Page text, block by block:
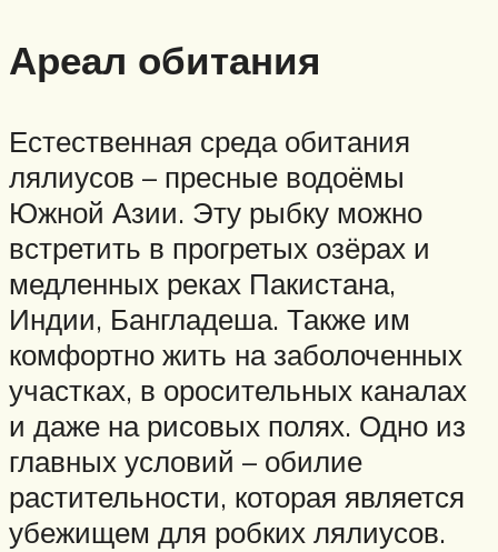
Ареал обитания
Естественная среда обитания
лялиусов – пресные водоёмы
Южной Азии. Эту рыбку можно
встретить в прогретых озёрах и
медленных реках Пакистана,
Индии, Бангладеша. Также им
комфортно жить на заболоченных
участках, в оросительных каналах
и даже на рисовых полях. Одно из
главных условий – обилие
растительности, которая является
убежищем для робких лялиусов.